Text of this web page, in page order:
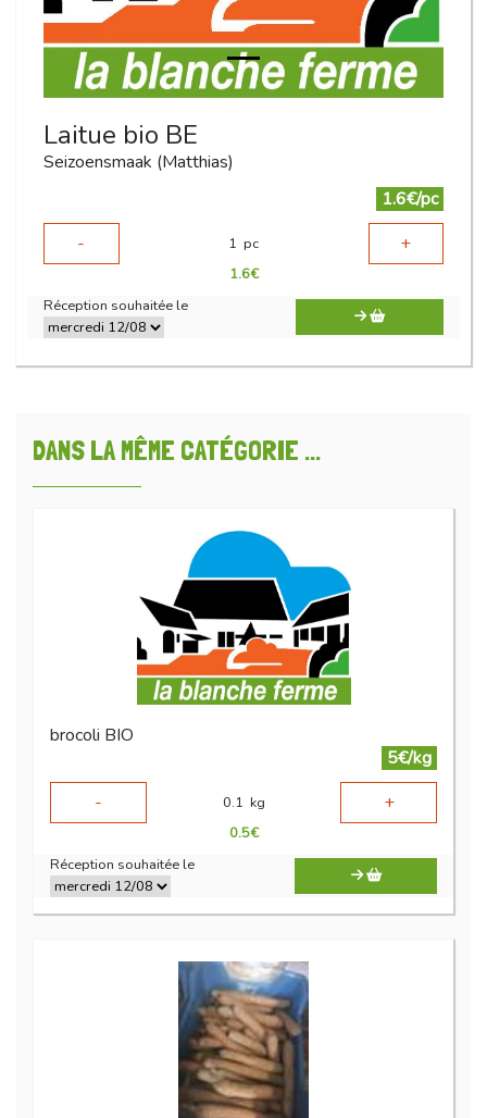
Laitue bio BE
Seizoensmaak (Matthias)
1.6€/pc
-
1 pc +
1.6€
Réception souhaitée le
DANS LA MÊME CATÉGORIE ...
brocoli BIO
5€/kg
-
0.1 kg +
0.5€
Réception souhaitée le